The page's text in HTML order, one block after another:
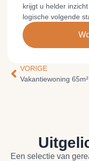
krijgt u helder
logische volgende
VORIGE
Een selectie van